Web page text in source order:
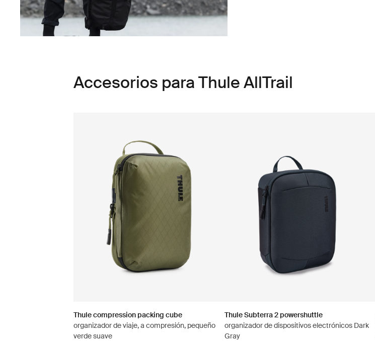
Accesorios para Thule AllTrail
Thule compression packing cube
organizador de viaje, a compresión, pequeño
verde suave
Thule Subterra 2 powershuttle
organizador de dispositivos electrónicos Dark
Gray